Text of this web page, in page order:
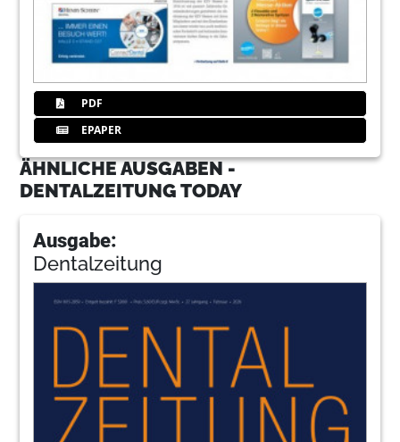
PDF
EPAPER
ÄHNLICHE AUSGABEN -
DENTALZEITUNG TODAY
Ausgabe:
Dentalzeitung